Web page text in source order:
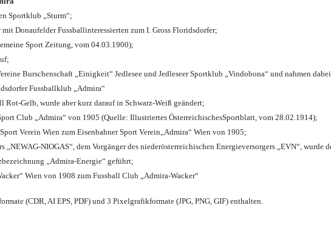
Sportklub „Sturm“;
Donaufelder Fussballinteressierten zum I. Gross Floridsdorfer;
Sport Zeitung, vom 04.03.1900);
Burschenschaft „Einigkeit“ Jedlesee und Jedleseer Sportklub „Vindobona“ und nahmen
Fussballklub „Admira“
Gelb, wurde aber kurz darauf in Schwarz-Weiß geändert;
Club „Admira“ von 1905 (Quelle: Illustriertes ÖsterreichischesSportblatt, vom 28.02.1914);
Verein Wien zum Eisenbahner Sport Verein„Admira“ Wien von 1905;
„NEWAG-NIOGAS“, dem Vorgänger des niederösterreichischen Energieversorgers „EVN“,
„Admira-Energie“ geführt;
Wien von 1908 zum Fussball Club „Admira-Wacker“
(CDR, AI EPS, PDF) und 3 Pixelgrafikformate (JPG, PNG, GIF) enthalten.